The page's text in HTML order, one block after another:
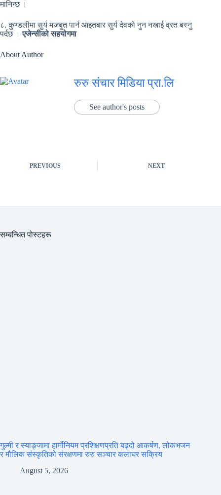
मानिन्छ ।
८. कुण्डलीमा सुर्य मजबुत पार्न आइतबार सुर्य देवको नुन नखाई व्रत बस्नु
पर्दछ ।एजेन्सीको सहयोगमा
About Author
रुरु संचार मिडिया प्रा.लि
See author's posts
PREVIOUS NEXT
सम्बन्धित पोस्टहरू
गुल्मी र स्याङ्जामा हार्मोनियम प्रशिक्षणप्रति बढ्दो आकर्षण, लोकभजन
र मौलिक संस्कृतिको संरक्षणमा रुरु सञ्चार कलाघर सक्रिय
August 5, 2026